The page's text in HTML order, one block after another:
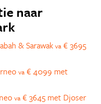
naar
& Sarawak va € 3695
va € 4099 met
va € 3645 met Djoser